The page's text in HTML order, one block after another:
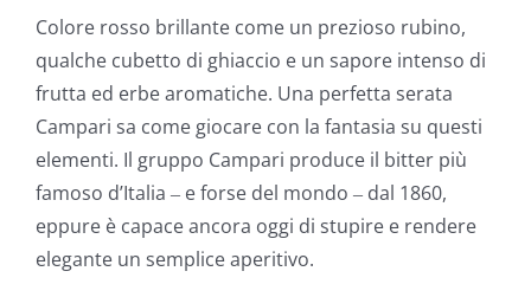
Colore rosso brillante come un prezioso rubino,
qualche cubetto di ghiaccio e un sapore intenso di
frutta ed erbe aromatiche. Una perfetta serata
Campari sa come giocare con la fantasia su questi
elementi. Il gruppo Campari produce il bitter più
famoso d’Italia ‒ e forse del mondo ‒ dal 1860,
eppure è capace ancora oggi di stupire e rendere
elegante un semplice aperitivo.